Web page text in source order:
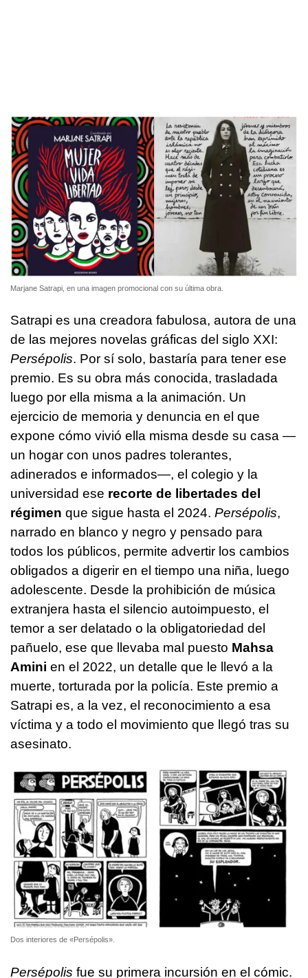
Marjane Satrapi, en una imagen promocional con su última obra.
Satrapi es una creadora fabulosa, autora de una
de las mejores novelas gráficas del siglo XXI:
Persépolis. Por sí solo, bastaría para tener ese
premio. Es su obra más conocida, trasladada
luego por ella misma a la animación. Un
ejercicio de memoria y denuncia en el que
expone cómo vivió ella misma desde su casa —
un hogar con unos padres tolerantes,
adinerados e informados—, el colegio y la
universidad ese recorte de libertades del
régimen que sigue hasta el 2024. Persépolis,
narrado en blanco y negro y pensado para
todos los públicos, permite advertir los cambios
obligados a digerir en el tiempo una niña, luego
adolescente. Desde la prohibición de música
extranjera hasta el silencio autoimpuesto, el
temor a ser delatado o la obligatoriedad del
pañuelo, ese que llevaba mal puesto Mahsa
Amini en el 2022, un detalle que le llevó a la
muerte, torturada por la policía. Este premio a
Satrapi es, a la vez, el reconocimiento a esa
víctima y a todo el movimiento que llegó tras su
asesinato.
Dos interiores de «Persépolis».
Persépolis fue su primera incursión en el cómic.